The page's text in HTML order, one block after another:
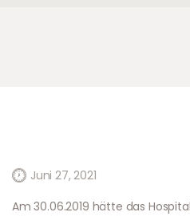
Juni 27, 2021
Am 30.06.2019 hätte das